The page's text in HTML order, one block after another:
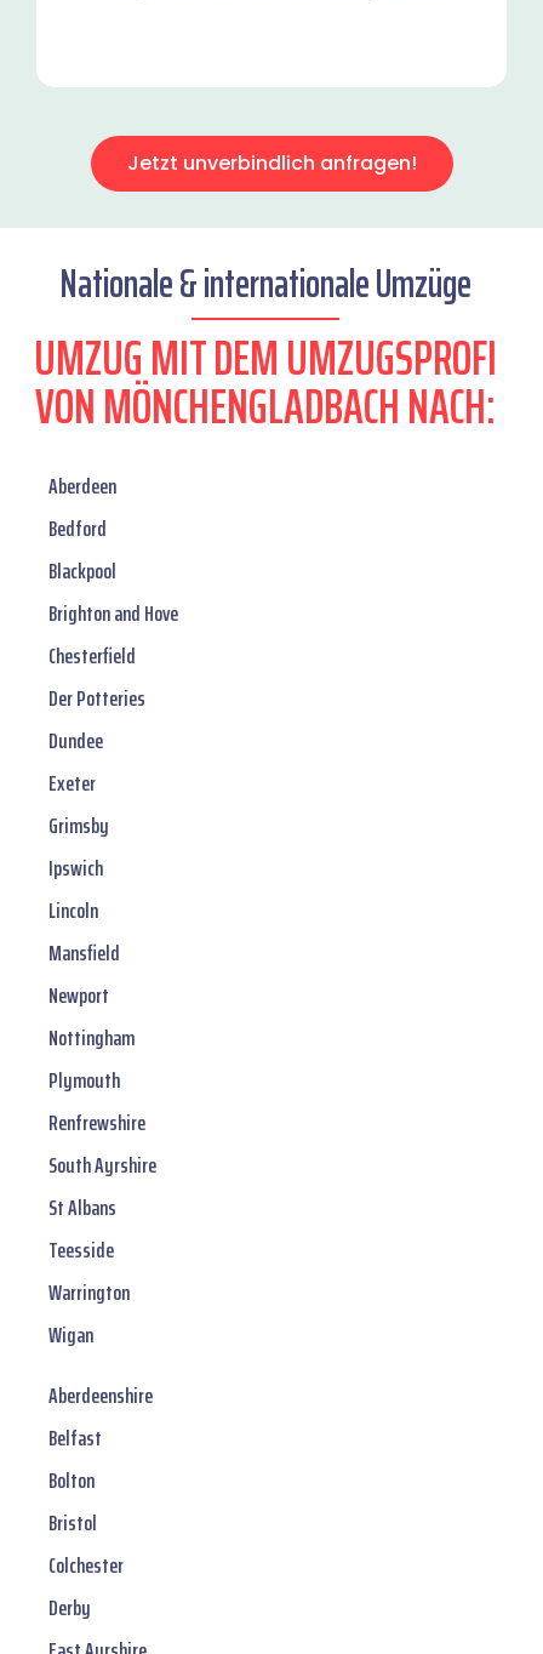
Jetzt unverbindlich anfragen!
Nationale & internationale Umzüge
UMZUG MIT DEM UMZUGSPROFI
VON MÖNCHENGLADBACH NACH:
Aberdeen
Bedford
Blackpool
Brighton and Hove
Chesterfield
Der Potteries
Dundee
Exeter
Grimsby
Ipswich
Lincoln
Mansfield
Newport
Nottingham
Plymouth
Renfrewshire
South Ayrshire
St Albans
Teesside
Warrington
Wigan
Aberdeenshire
Belfast
Bolton
Bristol
Colchester
Derby